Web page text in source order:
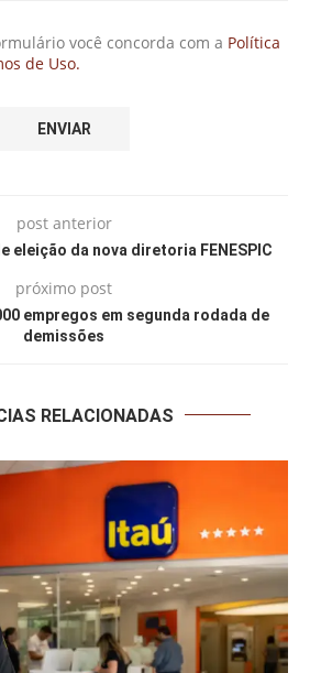
você concorda com a Política
de Uso.
post anterior
eleição da nova diretoria FENESPIC
próximo post
empregos em segunda rodada de
demissões
RELACIONADAS